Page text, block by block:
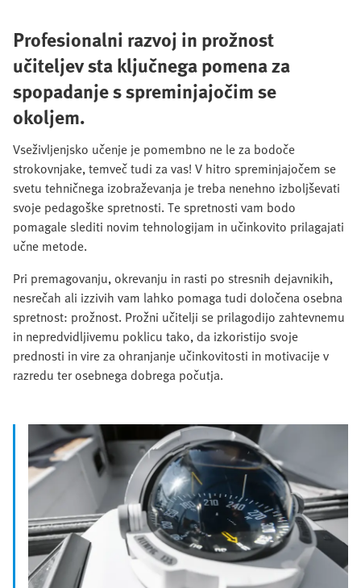
Profesionalni razvoj in prožnost
učiteljev sta ključnega pomena za
spopadanje s spreminjajočim se
okoljem.
Vseživljenjsko učenje je pomembno ne le za bodoče
strokovnjake, temveč tudi za vas! V hitro spreminjajočem se
svetu tehničnega izobraževanja je treba nenehno izboljševati
svoje pedagoške spretnosti. Te spretnosti vam bodo
pomagale slediti novim tehnologijam in učinkovito prilagajati
učne metode.
Pri premagovanju, okrevanju in rasti po stresnih dejavnikih,
nesrečah ali izzivih vam lahko pomaga tudi določena osebna
spretnost: prožnost. Prožni učitelji se prilagodijo zahtevnemu
in nepredvidljivemu poklicu tako, da izkoristijo svoje
prednosti in vire za ohranjanje učinkovitosti in motivacije v
razredu ter osebnega dobrega počutja.